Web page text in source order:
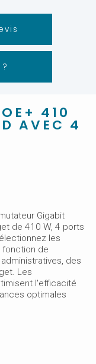
410
AVEC 4
Gigabit
de 410 W, 4 ports
les
fonction de
des
Les
l'efficacité
optimales